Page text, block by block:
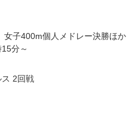
女子400m個人メドレー決勝ほか
分～
2回戦